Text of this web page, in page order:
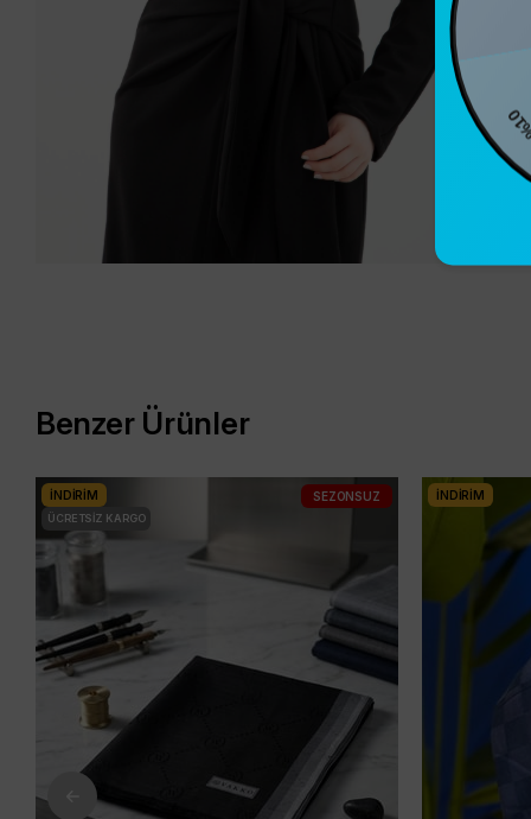
Benzer Ürünler
İNDIRIM
ÜCRETSIZ KARGO
SEZONSUZ İNDIRIM